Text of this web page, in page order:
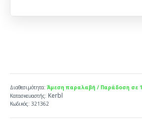
Διαθεσιμότητα: Άμεση παραλαβή / Παράδοση σε
Κατασκευαστής: Kerbl
Κωδικός: 321362